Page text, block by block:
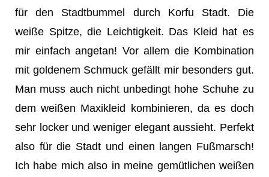
für den Stadtbummel durch Korfu Stadt. Die
weiße Spitze, die Leichtigkeit. Das Kleid hat es
mir einfach angetan! Vor allem die Kombination
mit goldenem Schmuck gefällt mir besonders gut.
Man muss auch nicht unbedingt hohe Schuhe zu
dem weißen Maxikleid kombinieren, da es doch
sehr locker und weniger elegant aussieht. Perfekt
also für die Stadt und einen langen Fußmarsch!
Ich habe mich also in meine gemütlichen weißen